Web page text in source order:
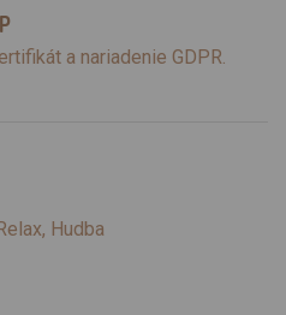
a nariadenie GDPR.
Hudba